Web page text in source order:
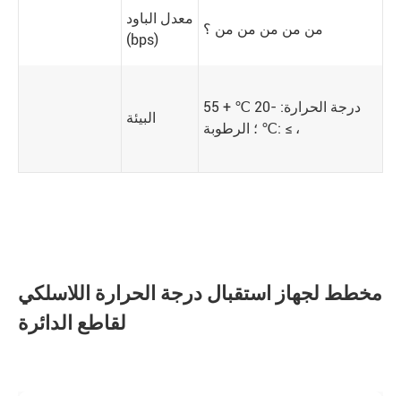
معدل الباود
(bps)
من من من من من ؟
البيئة
درجة الحرارة: -20 ℃ + 55
℃ ؛ الرطوبة: ≤ ،
مخطط لجهاز استقبال درجة الحرارة اللاسلكي
لقاطع الدائرة